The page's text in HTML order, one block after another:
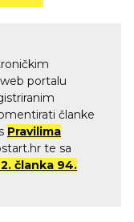
portalu
članke
Pravilima
te sa
članka 94.